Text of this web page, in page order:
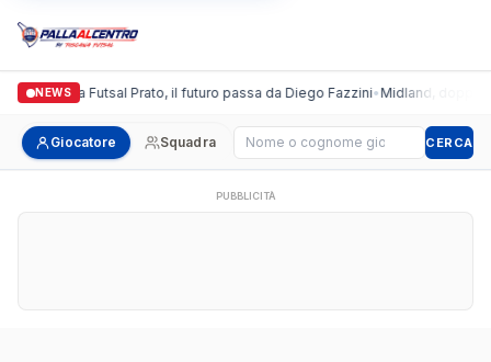
NEWS
Italgronda Futsal Prato, il futuro passa da Diego Fazzini•Midland, doppio
Giocatore Squadra Cerca giocatore CERCA
PUBBLICITÀ